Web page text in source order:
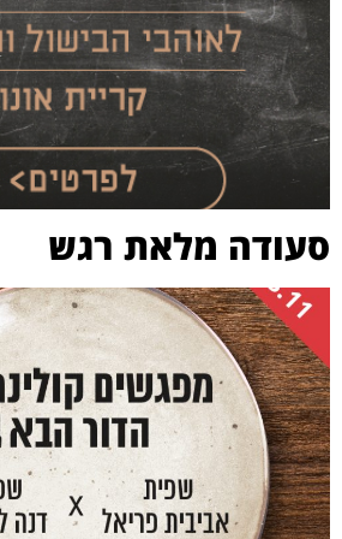
סעודה מלאת רגש